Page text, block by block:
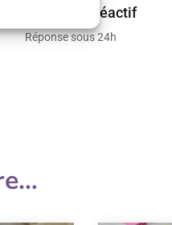
Service client réactif
Réponse sous 24h